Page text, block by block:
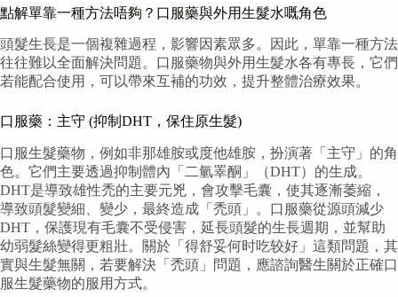
點解單靠一種方法唔夠？口服藥與外用生髮水嘅角色
頭髮生長是一個複雜過程，影響因素眾多。因此，單靠一種方法
往往難以全面解決問題。口服藥物與外用生髮水各有專長，它們
若能配合使用，可以帶來互補的功效，提升整體治療效果。
口服藥：主守 (抑制DHT，保住原生髮)
口服生髮藥物，例如非那雄胺或度他雄胺，扮演著「主守」的角
色。它們主要透過抑制體內「二氫睪酮」（DHT）的生成。
DHT是導致雄性禿的主要元兇，會攻擊毛囊，使其逐漸萎縮，
導致頭髮變細、變少，最終造成「禿頭」。口服藥從源頭減少
DHT，保護現有毛囊不受侵害，延長頭髮的生長週期，並幫助
幼弱髮絲變得更粗壯。關於「得舒妥何时吃较好」這類問題，其
實與生髮無關，若要解決「禿頭」問題，應諮詢醫生關於正確口
服生髮藥物的服用方式。